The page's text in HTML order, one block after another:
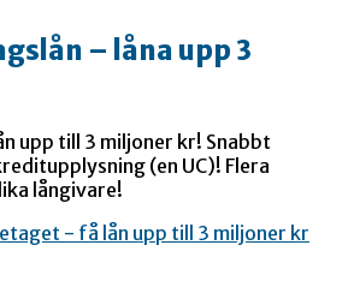
– låna upp 3
upp till 3 miljoner kr! Snabbt
(en UC)! Flera
långivare!